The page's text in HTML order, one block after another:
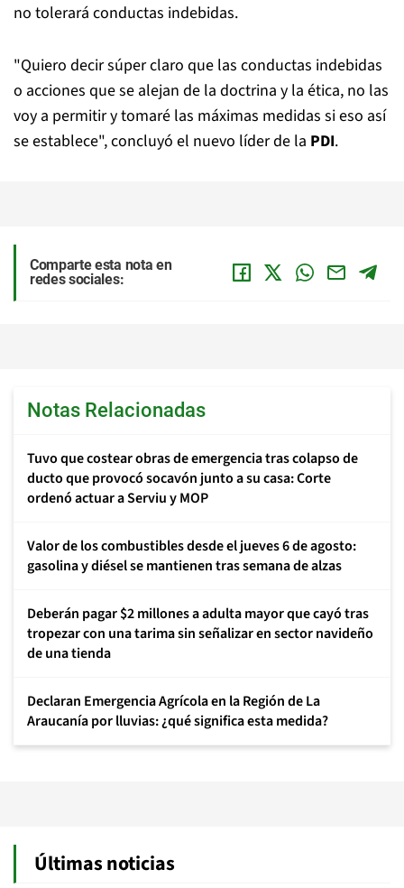
no tolerará conductas indebidas.
"Quiero decir súper claro que las conductas indebidas
o acciones que se alejan de la doctrina y la ética, no las
voy a permitir y tomaré las máximas medidas si eso así
se establece", concluyó el nuevo líder de la PDI.
Comparte esta nota en
redes sociales:
Notas Relacionadas
Tuvo que costear obras de emergencia tras colapso de
ducto que provocó socavón junto a su casa: Corte
ordenó actuar a Serviu y MOP
Valor de los combustibles desde el jueves 6 de agosto:
gasolina y diésel se mantienen tras semana de alzas
Deberán pagar $2 millones a adulta mayor que cayó tras
tropezar con una tarima sin señalizar en sector navideño
de una tienda
Declaran Emergencia Agrícola en la Región de La
Araucanía por lluvias: ¿qué significa esta medida?
Últimas noticias